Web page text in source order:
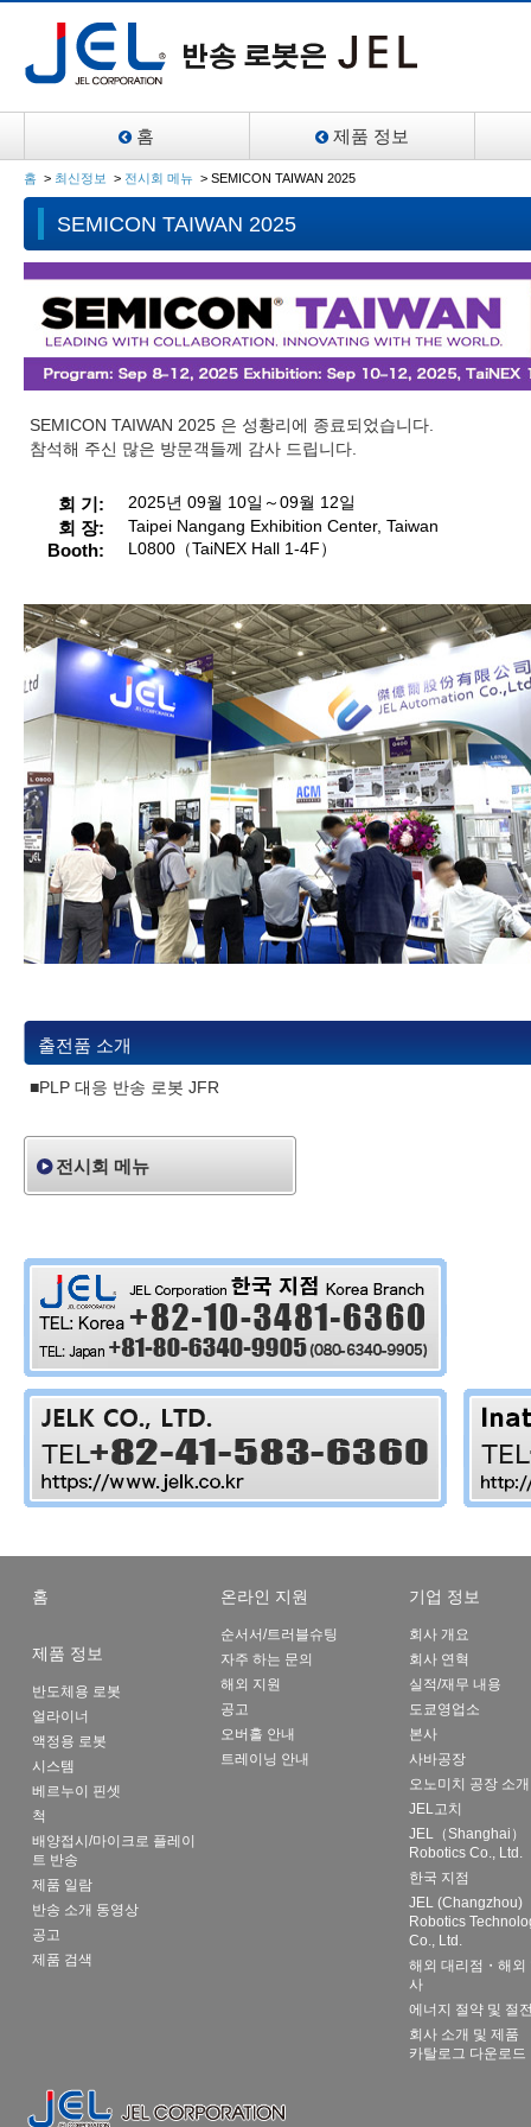
홈 제품 정보
홈 > 최신정보 > 전시회 메뉴 > SEMICON TAIWAN 2025
SEMICON TAIWAN 2025
SEMICON TAIWAN 2025 은 성황리에 종료되었습니다.
참석해 주신 많은 방문객들께 감사 드립니다.
회 기 2025년 09월 10일～09월 12일
회 장 Taipei Nangang Exhibition Center, Taiwan
Booth L0800（TaiNEX Hall 1-4F）
출전품 소개
■PLP 대응 반송 로봇 JFR
전시회 메뉴
홈
제품 정보
반도체용 로봇
얼라이너
액정용 로봇
시스템
베르누이 핀셋
척
배양접시/마이크로 플레이
트 반송
제품 일람
반송 소개 동영상
공고
제품 검색
온라인 지원
순서서/트러블슈팅
자주 하는 문의
해외 지원
공고
오버홀 안내
트레이닝 안내
기업 정보
회사 개요
회사 연혁
실적/재무 내용
도쿄영업소
본사
사바공장
오노미치 공장 소개
JEL고치
JEL（Shanghai）
Robotics Co., Ltd.
한국 지점
JEL (Changzhou)
Robotics
Co., Ltd.
해외 대리점・해외
사
에너지 절약 및 절
회사 소개 및 제품
카탈로그 다운로드